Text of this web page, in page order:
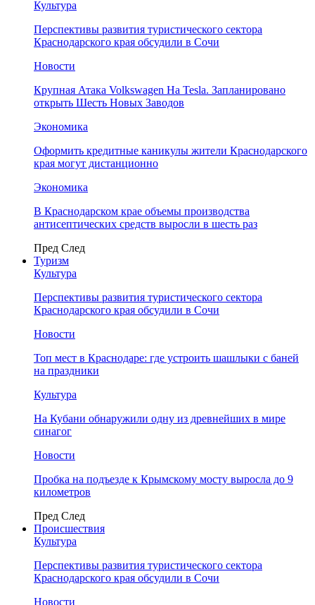
Культура
Перспективы развития туристического сектора
Краснодарского края обсудили в Сочи
Новости
Крупная Атака Volkswagen На Tesla. Запланировано
открыть Шесть Новых Заводов
Экономика
Оформить кредитные каникулы жители Краснодарского
края могут дистанционно
Экономика
В Краснодарском крае объемы производства
антисептических средств выросли в шесть раз
Пред След
Туризм
Культура
Перспективы развития туристического сектора
Краснодарского края обсудили в Сочи
Новости
Топ мест в Краснодаре: где устроить шашлыки с баней
на праздники
Культура
На Кубани обнаружили одну из древнейших в мире
синагог
Новости
Пробка на подъезде к Крымскому мосту выросла до 9
километров
Пред След
Происшествия
Культура
Перспективы развития туристического сектора
Краснодарского края обсудили в Сочи
Новости